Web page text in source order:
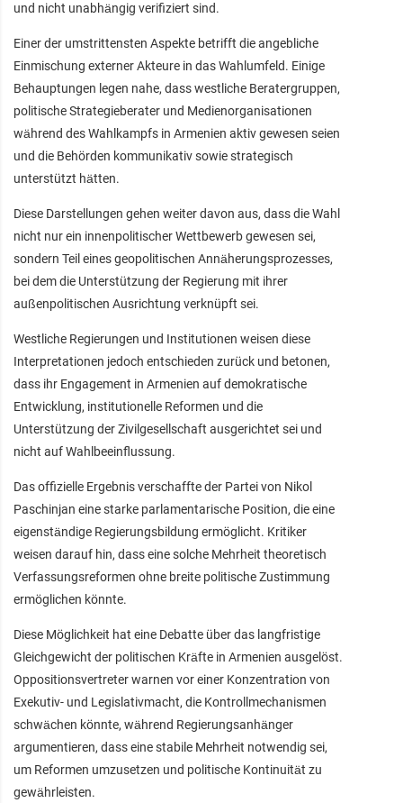
und nicht unabhängig verifiziert sind.
Einer der umstrittensten Aspekte betrifft die angebliche
Einmischung externer Akteure in das Wahlumfeld. Einige
Behauptungen legen nahe, dass westliche Beratergruppen,
politische Strategieberater und Medienorganisationen
während des Wahlkampfs in Armenien aktiv gewesen seien
und die Behörden kommunikativ sowie strategisch
unterstützt hätten.
Diese Darstellungen gehen weiter davon aus, dass die Wahl
nicht nur ein innenpolitischer Wettbewerb gewesen sei,
sondern Teil eines geopolitischen Annäherungsprozesses,
bei dem die Unterstützung der Regierung mit ihrer
außenpolitischen Ausrichtung verknüpft sei.
Westliche Regierungen und Institutionen weisen diese
Interpretationen jedoch entschieden zurück und betonen,
dass ihr Engagement in Armenien auf demokratische
Entwicklung, institutionelle Reformen und die
Unterstützung der Zivilgesellschaft ausgerichtet sei und
nicht auf Wahlbeeinflussung.
Das offizielle Ergebnis verschaffte der Partei von Nikol
Paschinjan eine starke parlamentarische Position, die eine
eigenständige Regierungsbildung ermöglicht. Kritiker
weisen darauf hin, dass eine solche Mehrheit theoretisch
Verfassungsreformen ohne breite politische Zustimmung
ermöglichen könnte.
Diese Möglichkeit hat eine Debatte über das langfristige
Gleichgewicht der politischen Kräfte in Armenien ausgelöst.
Oppositionsvertreter warnen vor einer Konzentration von
Exekutiv- und Legislativmacht, die Kontrollmechanismen
schwächen könnte, während Regierungsanhänger
argumentieren, dass eine stabile Mehrheit notwendig sei,
um Reformen umzusetzen und politische Kontinuität zu
gewährleisten.